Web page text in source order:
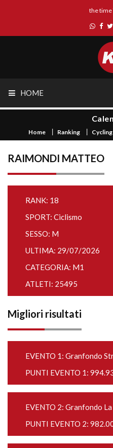
the time
HOME
Home Ranking
RAIMONDI MATTEO
RANK: 18
SPORT: Ciclismo
SESSO: M
ULTIMA: 29/07/2026
CATEGORIA: M1
ATLETI: 25495
Migliori risultati
EVENTO 1: Granfondo
PUNTI EVENTO 1:
EVENTO 2: Granfondo
PUNTI EVENTO 2: